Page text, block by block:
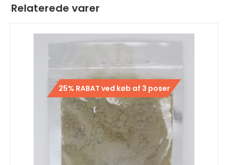
Relaterede varer
25% RABAT ved køb af 3 poser